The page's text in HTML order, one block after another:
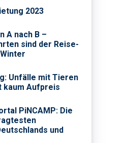
2023
A nach B –
sind der Reise-
Unfälle mit Tieren
kaum Aufpreis
PiNCAMP: Die
und